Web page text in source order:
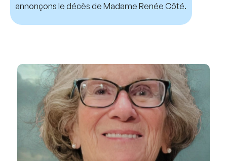
annonçons le décès de Madame Renée Côté.